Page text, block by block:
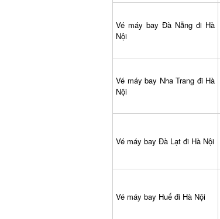
Vé máy bay Đà Nẵng đi Hà
Nội
Vé máy bay Nha Trang đi Hà
Nội
Vé máy bay Đà Lạt đi Hà Nội
Vé máy bay Huế đi Hà Nội